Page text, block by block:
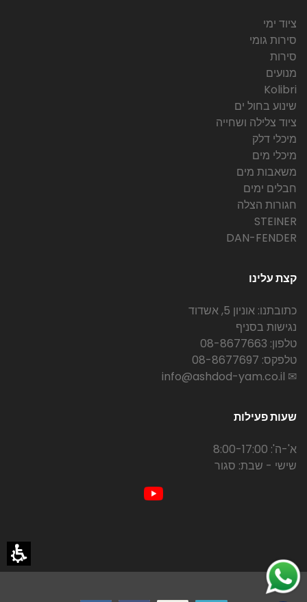
ציוד ימי
סירות גומי
סירות
מנועים
Kolibri
שינוע בחול ים
ציוד צלילה ושחייה
מיכלי דלק
מיכלי מים
משאבות מים
חבלים ימים
חגורות הצלה
STEINER
DAN-FENDER
קצת עלינו
כתובתנו: אוניון 5, אשדוד
נגישות בסניף
טלפון: 08-8677663
טלפקס: 08-8677697
✉ info@ashdod-yam.co.il
שעות פעילות
א'-ה': 8:00-17:00
שישי - שבת: סגור